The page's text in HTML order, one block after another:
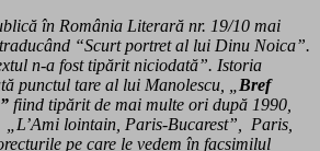
în România Literară nr. 19/10 mai
“Scurt portret al lui Dinu Noica”.
n-a fost tipărit niciodată”. Istoria
punctul tare al lui Manolescu, „ Bref
fiind tipărit de mai multe ori după 1990,
lointain, Paris-Bucarest”, Paris,
pe care le vedem în facsimilul